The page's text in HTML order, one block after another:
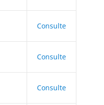
Consulte
Consulte
Consulte